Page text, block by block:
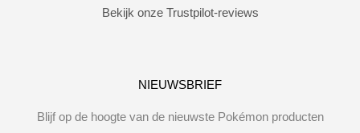
Bekijk onze Trustpilot-reviews
NIEUWSBRIEF
Blijf op de hoogte van de nieuwste Pokémon producten